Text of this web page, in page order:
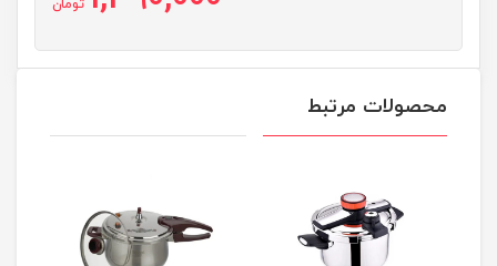
تومان
محصولات مرتبط